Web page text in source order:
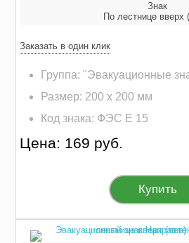
Знак
По лестнице вверх
Заказать в один клик
Группа: "Эвакуационные
Размер: 200 х 200 мм
Код знака: ФЭС E 15
Цена: 169 руб.
Купить